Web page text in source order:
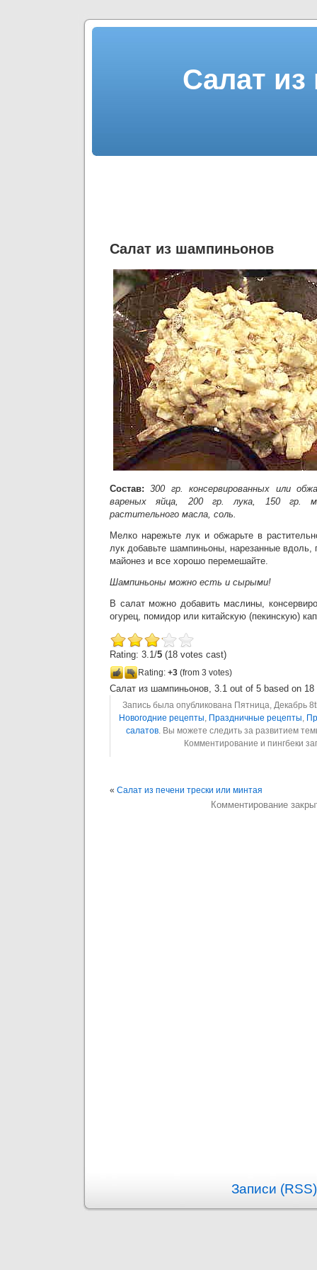
Салат
Салат из шампиньонов
Состав:300 гр. консервированных или
вареных яйца, 200 гр. лука, 150 гр.
растительного масла, соль.
Мелко нарежьте лук и обжарьте в
лук добавьте шампиньоны, нарезанные вдоль,
майонез и все хорошо перемешайте.
Шампиньоны можно есть и сырыми!
В салат можно добавить маслины,
огурец, помидор или китайскую (пекинскую)
Rating: 3.1/5 (18 votes cast)
Rating: +3 (from 3 votes)
Салат из шампиньонов, 3.1 out of 5 based on 18
Запись была опубликована Пятница, Декабрь
Новогодние рецепты, Праздничные рецепты,
салатов. Вы можете следить за развитием
Комментирование и пингбеки
« Салат из печени трески или минтая
Комментирование
Записи (RSS)